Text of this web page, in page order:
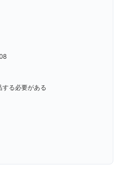
る必要がある